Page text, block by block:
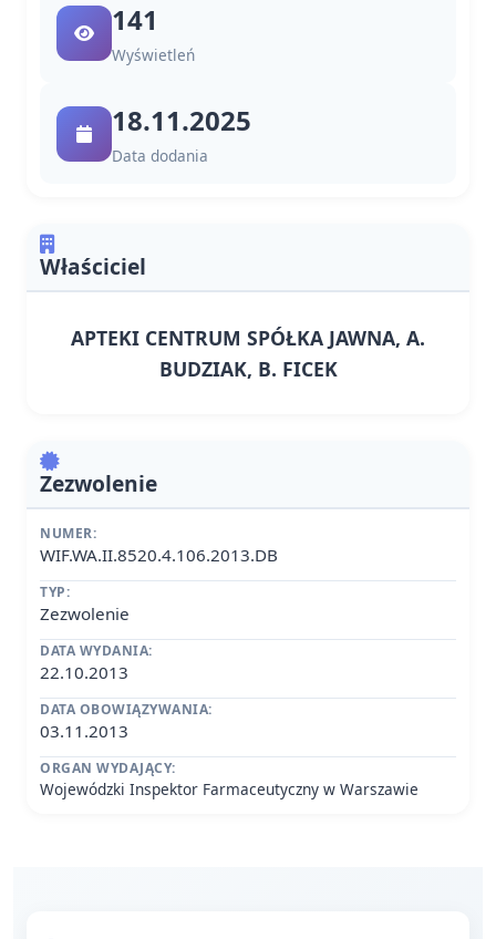
141
Wyświetleń
18.11.2025
Data dodania
Właściciel
APTEKI CENTRUM SPÓŁKA JAWNA, A.
BUDZIAK, B. FICEK
Zezwolenie
NUMER:
WIF.WA.II.8520.4.106.2013.DB
TYP:
Zezwolenie
DATA WYDANIA:
22.10.2013
DATA OBOWIĄZYWANIA:
03.11.2013
ORGAN WYDAJĄCY:
Wojewódzki Inspektor Farmaceutyczny w Warszawie